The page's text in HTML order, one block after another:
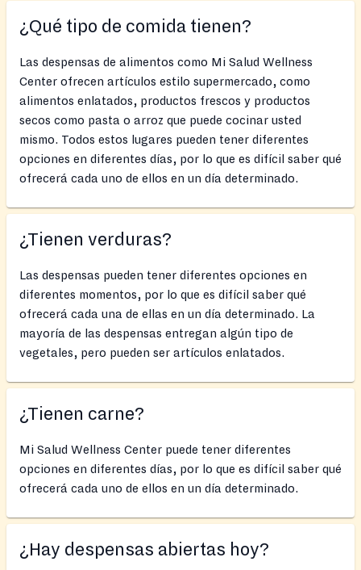
¿Qué tipo de comida tienen?
Las despensas de alimentos como Mi Salud Wellness
Center ofrecen artículos estilo supermercado, como
alimentos enlatados, productos frescos y productos
secos como pasta o arroz que puede cocinar usted
mismo. Todos estos lugares pueden tener diferentes
opciones en diferentes días, por lo que es difícil saber qué
ofrecerá cada uno de ellos en un día determinado.
¿Tienen verduras?
Las despensas pueden tener diferentes opciones en
diferentes momentos, por lo que es difícil saber qué
ofrecerá cada una de ellas en un día determinado. La
mayoría de las despensas entregan algún tipo de
vegetales, pero pueden ser artículos enlatados.
¿Tienen carne?
Mi Salud Wellness Center puede tener diferentes
opciones en diferentes días, por lo que es difícil saber qué
ofrecerá cada uno de ellos en un día determinado.
¿Hay despensas abiertas hoy?